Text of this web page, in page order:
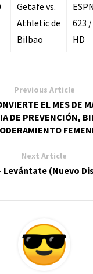
Getafe vs.
Athletic de
Bilbao
623
HD
Previous Article
EL MES DE
DE PREVENCIÓN,
Next Article
Levántate (Nuevo